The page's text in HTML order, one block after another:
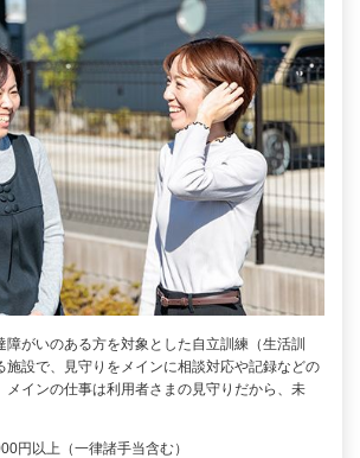
障がいのある方を対象とした自立訓練（生活訓
施設で、見守りをメインに相談対応や記録などの
メインの仕事は利用者さまの見守りだから、未
円以上（一律諸手当含む）